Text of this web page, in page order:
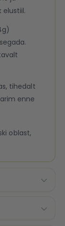
elustiil.
tihedalt
enne
oblast,